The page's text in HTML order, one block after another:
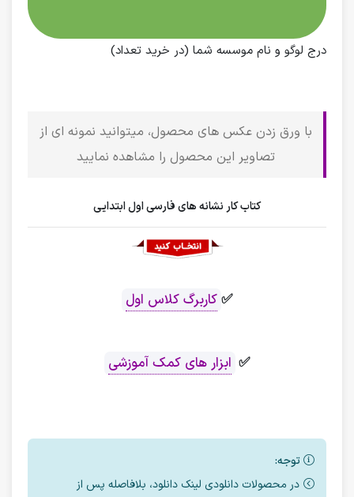
درج لوگو و نام موسسه شما (در خرید تعداد)
با ورق زدن عکس های محصول، میتوانید نمونه ای از
تصاویر این محصول را مشاهده نمایید
کتاب کار نشانه های فارسی اول ابتدایی
✅کاربرگ کلاس اول
✅ ابزار های کمک آموزشی
توجه:
در محصولات دانلودی لینک دانلود، بلافاصله پس از